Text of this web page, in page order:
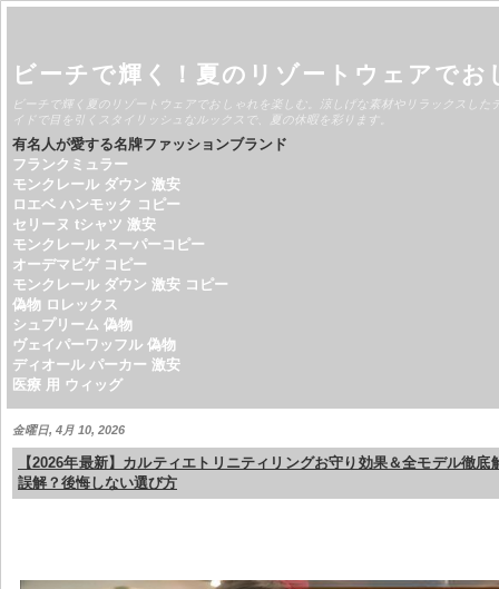
ビーチで輝く！夏のリゾートウェアでお
ビーチで輝く夏のリゾートウェアでおしゃれを楽しむ。涼しげな素材やリラックスし
イドで目を引くスタイリッシュなルックスで、夏の休暇を彩ります。
有名人が愛する名牌ファッションブランド
フランクミュラー
モンクレール ダウン 激安
ロエベ ハンモック コピー
セリーヌ tシャツ 激安
モンクレール スーパーコピー
オーデマピゲ コピー
モンクレール ダウン 激安 コピー
偽物 ロレックス
シュプリーム 偽物
ヴェイパーワッフル 偽物
ディオール パーカー 激安
医療 用 ウィッグ
金曜日, 4月 10, 2026
【2026年最新】カルティエトリニティリングお守り効果＆全モデル徹底
誤解？後悔しない選び方